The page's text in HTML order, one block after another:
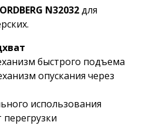
N32032для
быстрого подъема
опускания через
использования